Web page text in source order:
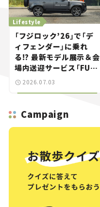
Lifestyle
「フジロック’26」で「デ
ィフェンダー」に乗れ
る!? 最新モデル展示＆会
場内送迎サービス「FUJI
ROCK go round」で冒
2026.07.03
Campaign